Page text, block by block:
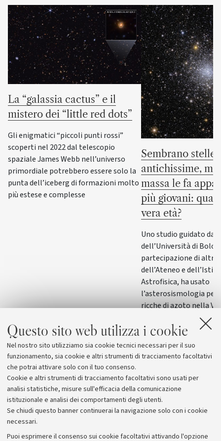
Questo sito web utilizza i cookie
Nel nostro sito utilizziamo sia cookie tecnici necessari per il suo
funzionamento, sia cookie e altri strumenti di tracciamento facoltativi
che potrai attivare solo con il tuo consenso.
Cookie e altri strumenti di tracciamento facoltativi sono usati per
analisi statistiche, misure sull'efficacia della comunicazione
istituzionale e analisi dei comportamenti degli utenti.
Se chiudi questo banner continuerai la navigazione solo con i cookie
necessari.
Puoi esprimere il consenso sui cookie facoltativi attivando l'opzione
La “galassia cactus” e il
mistero dei “little red dots”
Gli enigmatici “piccoli punti rossi”
scoperti nel 2022 dal telescopio
spaziale James Webb nell’universo
primordiale potrebbero essere solo la
punta dell’iceberg di formazioni molto
più estese e complesse
Sembrano stelle
antichissime,
massa le fa
più giovani: qual
vera età?
Uno studio guidato da
dell’Università di
partecipazione di altri
dell’Ateneo e
Astrofisica, ha usato
l’asterosismologia
ricche di azoto nella
hanno masse
normale evoluzione in
globulari: la loro
puzzle
Archivio